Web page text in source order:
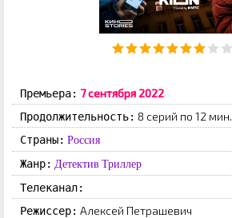
Премьера: 7 ceнтябpя 2022
Продолжительность: 8 серий по 12 мин.
Страны: Россия
Жанр: Детектив Триллер
Телеканал:
Режиссер: Алексей Петрашевич